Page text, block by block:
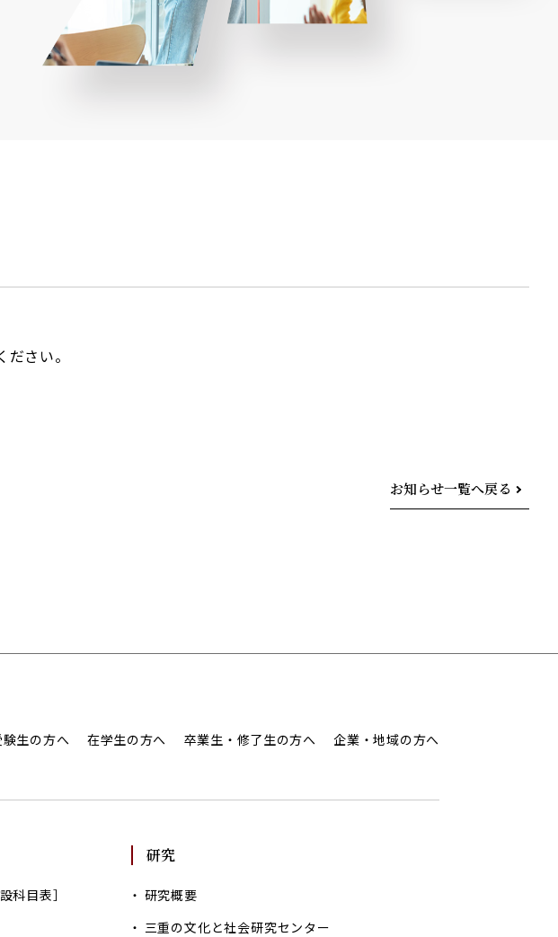
さい。
お知らせ一覧へ戻る
験生の方へ 在学生の方へ 卒業生・修了生の方へ 企業・地域の方へ
科目表］
研究
研究概要
三重の文化と社会研究センター